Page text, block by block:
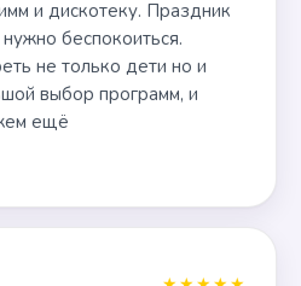
и дискотеку. Праздник
беспокоиться.
не только дети но и
выбор программ, и
ещё